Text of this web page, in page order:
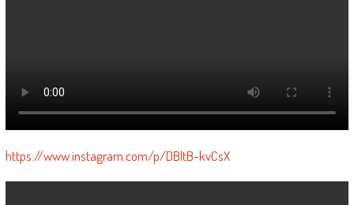
https://www.instagram.com/p/DBltB-kvCsX